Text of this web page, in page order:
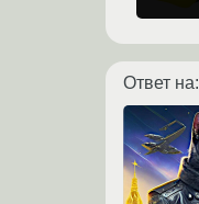
Ответ на: